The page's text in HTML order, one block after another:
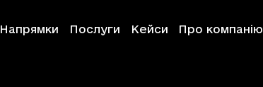
Напрямки Послуги Кейси Про компанію